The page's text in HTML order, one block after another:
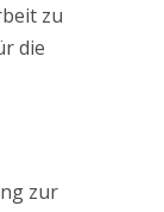
zu
die
zur